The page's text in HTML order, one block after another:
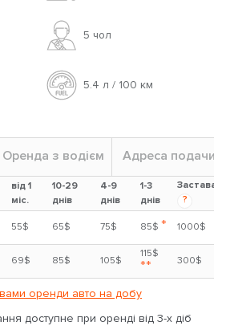
5 чoл
5.4 л / 100 км
Оренда з водієм Адреса подачи
від 1
міс.
10-29
днів
4-9
днів
1-3
днів
Застава
?
55$ 65$ 75$ 85$ * 1000$
69$ 85$ 105$
115$
** 300$
оренди авто на добу
доступне при оренді від 3-х діб